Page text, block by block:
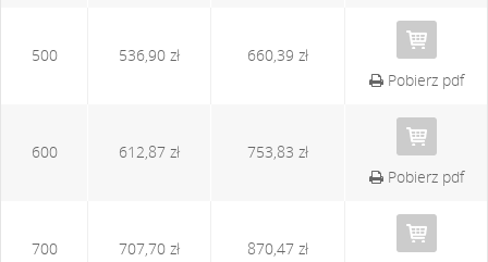
500 536,90 zł
660,39 zł
Pobierz pdf
600 612,87 zł
753,83 zł
Pobierz pdf
700 707,70 zł
870,47 zł